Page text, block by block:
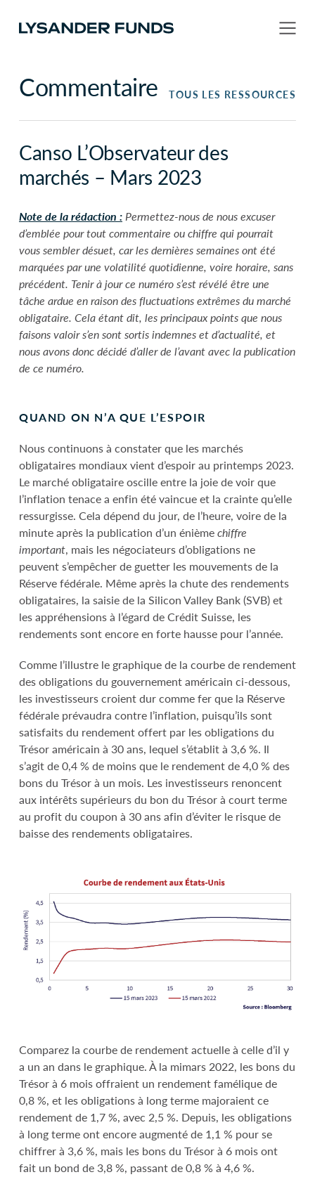
Commentaire TOUS LES RESSOURCES
Canso L’Observateur des
marchés – Mars 2023
Note de la rédaction :Permettez-nous de nous excuser
d’emblée pour tout commentaire ou chiffre qui pourrait
vous sembler désuet, car les dernières semaines ont été
marquées par une volatilité quotidienne, voire horaire, sans
précédent. Tenir à jour ce numéro s’est révélé être une
tâche ardue en raison des fluctuations extrêmes du marché
obligataire. Cela étant dit, les principaux points que nous
faisons valoir s’en sont sortis indemnes et d’actualité, et
nous avons donc décidé d’aller de l’avant avec la publication
de ce numéro.
QUAND ON N’A QUE L’ESPOIR
Nous continuons à constater que les marchés
obligataires mondiaux vient d’espoir au printemps 2023.
Le marché obligataire oscille entre la joie de voir que
l’inflation tenace a enfin été vaincue et la crainte qu’elle
ressurgisse. Cela dépend du jour, de l’heure, voire de la
minute après la publication d’un énièmechiffre
important, mais les négociateurs d’obligations ne
peuvent s’empêcher de guetter les mouvements de la
Réserve fédérale. Même après la chute des rendements
obligataires, la saisie de la Silicon Valley Bank (SVB) et
les appréhensions à l’égard de Crédit Suisse, les
rendements sont encore en forte hausse pour l’année.
Comme l’illustre le graphique de la courbe de rendement
des obligations du gouvernement américain ci-dessous,
les investisseurs croient dur comme fer que la Réserve
fédérale prévaudra contre l’inflation, puisqu’ils sont
satisfaits du rendement offert par les obligations du
Trésor américain à 30 ans, lequel s’établit à 3,6 %. Il
s’agit de 0,4 % de moins que le rendement de 4,0 % des
bons du Trésor à un mois. Les investisseurs renoncent
aux intérêts supérieurs du bon du Trésor à court terme
au profit du coupon à 30 ans afin d’éviter le risque de
baisse des rendements obligataires.
Comparez la courbe de rendement actuelle à celle d’il y
a un an dans le graphique. À la mimars 2022, les bons du
Trésor à 6 mois offraient un rendement famélique de
0,8 %, et les obligations à long terme majoraient ce
rendement de 1,7 %, avec 2,5 %. Depuis, les obligations
à long terme ont encore augmenté de 1,1 % pour se
chiffrer à 3,6 %, mais les bons du Trésor à 6 mois ont
fait un bond de 3,8 %, passant de 0,8 % à 4,6 %.